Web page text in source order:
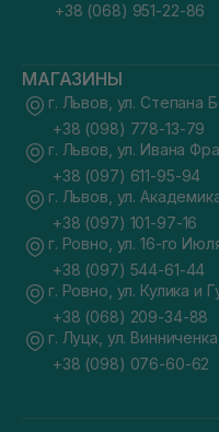
+38 (068) 951-22-86
МАГАЗИНЫ
г. Львов, ул. Степана
+38 (098) 778-13-79
г. Львов, ул. Ивана
+38 (097) 611-95-94
г. Львов, ул.
+38 (097) 101-97-16
г. Ровно, ул. 16-го
+38 (097) 544-61-44
г. Ровно, ул. Кулика и
+38 (068) 209-34-88
г. Луцк, ул.
+38 (098) 076-60-62